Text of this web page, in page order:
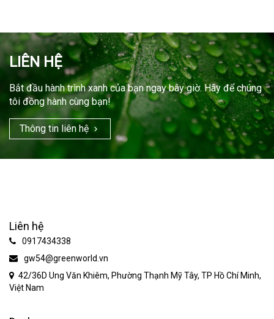
LIÊN HỆ
Bắt đầu hành trình xanh của bạn ngay bây giờ. Hãy để chúng
tôi đồng hành cùng bạn!
Thông tin liên hệ
Liên hệ
0917434338
gw54@greenworld.vn
42/36D Ung Văn Khiêm, Phường Thạnh Mỹ Tây, TP Hồ Chí Minh,
Việt Nam